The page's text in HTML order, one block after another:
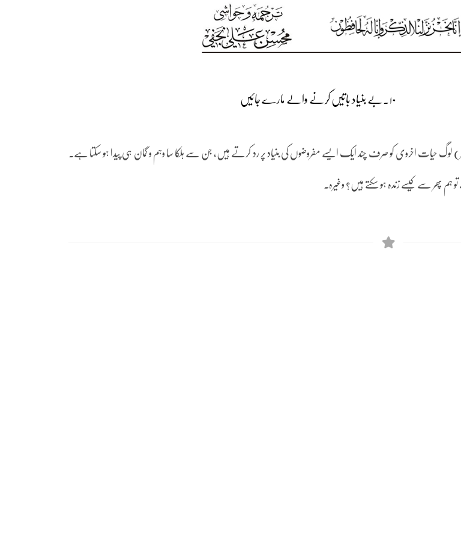
۱۰۔بے بنیاد باتیں کرنے والے مارے جائیں
لوگ حیات اخروی کو صرف چند ایک ایسے مفروضوں کی بنیاد پر رد کرتے ہیں، جن سے ہلکا سا وہم و گمان ہی پیدا ہو سکتا ہے۔
پھر سے کیسے زندہ ہو سکتے ہیں؟ وغیرہ۔